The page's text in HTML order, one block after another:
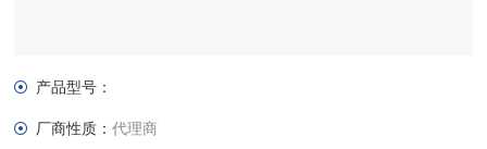
产品型号：
厂商性质：代理商